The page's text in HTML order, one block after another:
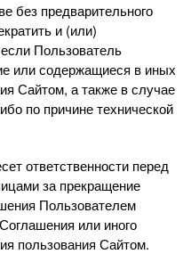
без предварительного
и (или)
Пользователь
или содержащиеся в иных
Сайтом, а также в случае
по причине технической
ответственности перед
за прекращение
Пользователем
или иного
пользования Сайтом.